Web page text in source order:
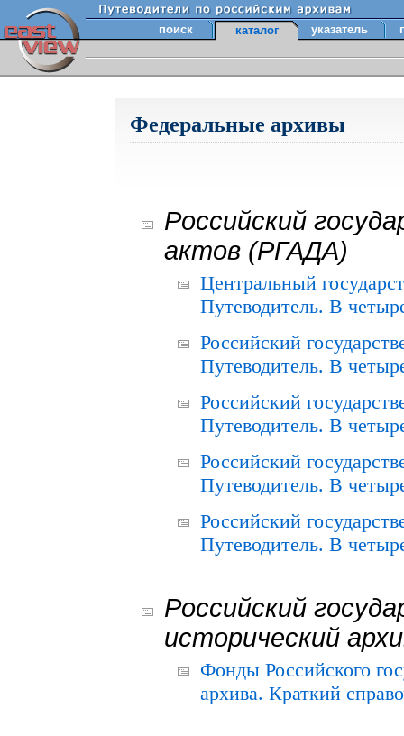
поиск каталог указатель
Федеральные архивы
Российский
актов (РГАДА)
Центральный
Путеводитель. В
Российский
Путеводитель. В
Российский
Путеводитель. В
Российский
Путеводитель. В
Российский
Путеводитель. В
Российский
исторический
Фонды Российского
архива. Краткий